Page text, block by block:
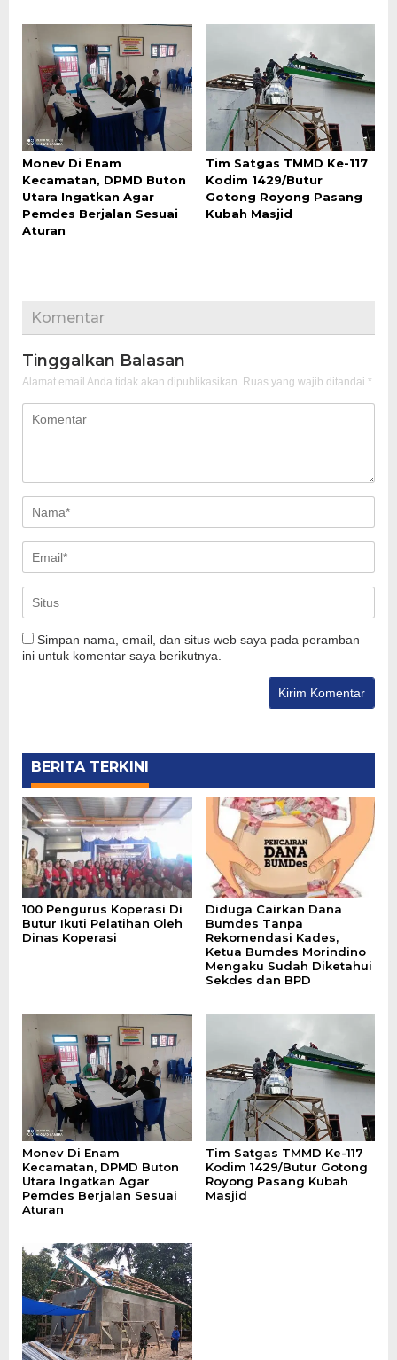
Monev Di Enam
Kecamatan, DPMD Buton
Utara Ingatkan Agar
Pemdes Berjalan Sesuai
Aturan
Tim Satgas TMMD Ke-117
Kodim 1429/Butur
Gotong Royong Pasang
Kubah Masjid
Komentar
Tinggalkan Balasan
Alamat email Anda tidak akan dipublikasikan. Ruas yang wajib ditandai *
Simpan nama, email, dan situs web saya pada peramban
ini untuk komentar saya berikutnya.
BERITA TERKINI
100 Pengurus Koperasi Di
Butur Ikuti Pelatihan Oleh
Dinas Koperasi
Diduga Cairkan Dana
Bumdes Tanpa
Rekomendasi Kades,
Ketua Bumdes Morindino
Mengaku Sudah Diketahui
Sekdes dan BPD
Monev Di Enam
Kecamatan, DPMD Buton
Utara Ingatkan Agar
Pemdes Berjalan Sesuai
Aturan
Tim Satgas TMMD Ke-117
Kodim 1429/Butur Gotong
Royong Pasang Kubah
Masjid